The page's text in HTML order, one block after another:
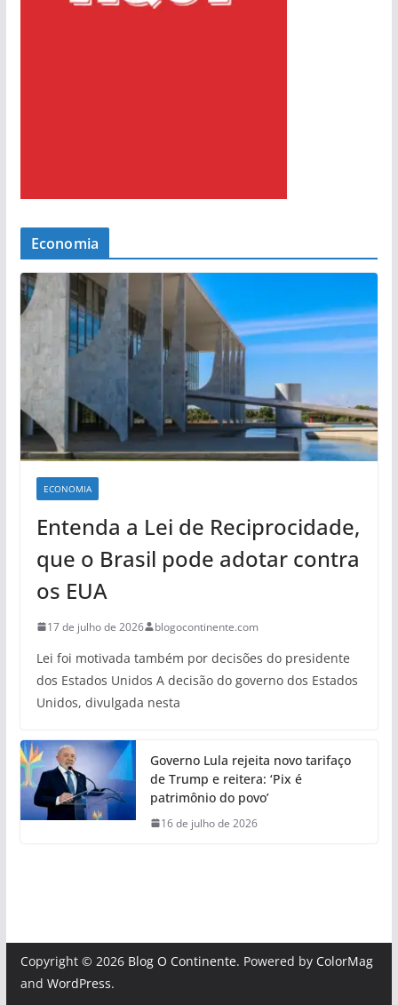
Economia
ECONOMIA
Entenda a Lei de Reciprocidade,
que o Brasil pode adotar contra
os EUA
17 de julho de 2026 blogocontinente.com
Lei foi motivada também por decisões do presidente
dos Estados Unidos A decisão do governo dos Estados
Unidos, divulgada nesta
Governo Lula rejeita novo tarifaço
de Trump e reitera: ‘Pix é
patrimônio do povo’
16 de julho de 2026
Copyright © 2026 Blog O Continente. Powered by ColorMag
and WordPress.